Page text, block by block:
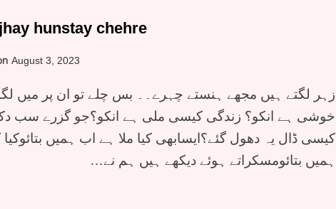
hunstay chehre
August 3, 2023
زہر لگتے ہیں مجھے ہنستے چہرے۔۔ بس چلے تو ان پر میں
خوشی ہے انکو؟ زندگی کیسی ملی ہے انکو؟جو گزرے سب
کیسی ڈال یہ دھول گئے؟ایسابھی کیا ملا ہے اب ہمیں
ہمیں بتائومسکراتے ہوئے دیکھے ہیں ہم نے…